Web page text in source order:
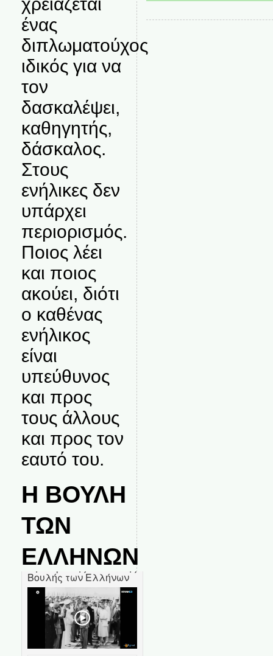
ένας
διπλωματούχος
ιδικός για να
τον
δασκαλέψει,
καθηγητής,
δάσκαλος.
Στους
ενήλικες δεν
υπάρχει
περιορισμός.
Ποιος λέει
και ποιος
ακούει, διότι
ο καθένας
ενήλικος
είναι
υπεύθυνος
και προς
τους άλλους
και προς τον
εαυτό του.
Η ΒΟΥΛΗ
ΤΩΝ
ΕΛΛΗΝΩΝ